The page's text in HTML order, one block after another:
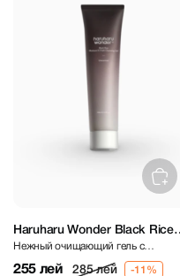
Haruharu Wonder Black Rice
Moisture 5.5 Soft Cleansing Gel
100 ml
Нежный очищающий гель с
экстрактом черного риса
255 лей 285 лей